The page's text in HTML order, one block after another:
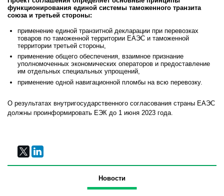
функционирования единой системы таможенного транзита
союза и третьей стороны:
применение единой транзитной декларации при перевозках
товаров по таможенной территории ЕАЭС и таможенной
территории третьей стороны,
применение общего обеспечения, взаимное признание
уполномоченных экономических операторов и предоставление
им отдельных специальных упрощений,
применение одной навигационной пломбы на всю перевозку.
О результатах внутригосударственного согласования страны ЕАЭС
должны проинформировать ЕЭК до 1 июня 2023 года.
Новости